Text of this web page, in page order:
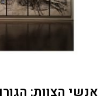
אנשי הצוות: